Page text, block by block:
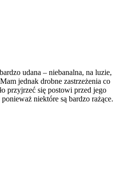
udana – niebanalna, na luzie,
jednak drobne zastrzeżenia co
przyjrzeć się postowi przed jego
niektóre są bardzo rażące.